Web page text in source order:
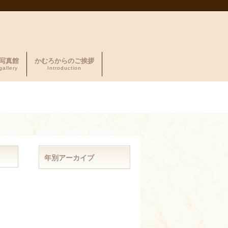
真館 かむろからのご挨拶
Introduction
年別アーカイブ